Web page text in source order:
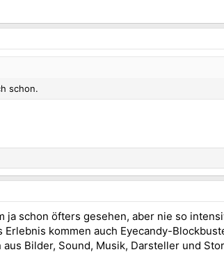
schon.
ja schon öfters gesehen, aber nie so
kommen auch Eyecandy-
Bilder, Sound, Musik, Darsteller und